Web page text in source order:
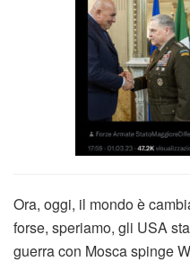
Ora, oggi, il mondo è
forse, speriamo, gli USA
guerra con Mosca spinge